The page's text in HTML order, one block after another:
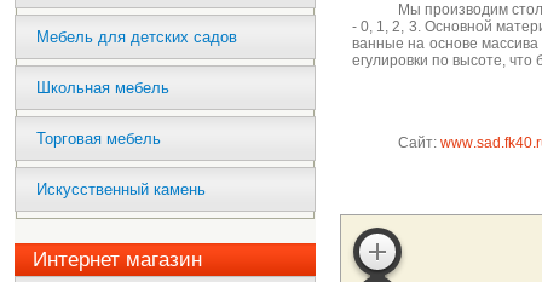
Мебель для детских садов
Школьная мебель
Торговая мебель
Искусственный камень
Интернет магазин
Мы производим
- 0, 1, 2, 3. Основной
ванные на основе
егулировки по высоте,
Сайт: www.sad .fk40.